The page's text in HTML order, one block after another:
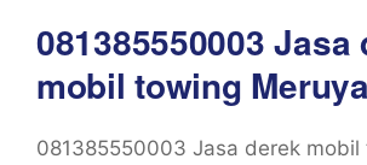
081385550003 Jasa
mobil towing Meruya
081385550003 Jasa derek mobil